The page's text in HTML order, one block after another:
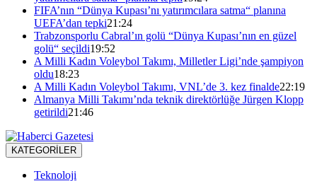
FIFA’nın “Dünya Kupası’nı yatırımcılara satma“ planına
UEFA’dan tepki21:24
Trabzonsporlu Cabral’ın golü “Dünya Kupası’nın en güzel
golü“ seçildi19:52
A Milli Kadın Voleybol Takımı, Milletler Ligi’nde şampiyon
oldu18:23
A Milli Kadın Voleybol Takımı, VNL’de 3. kez finalde22:19
Almanya Milli Takımı’nda teknik direktörlüğe Jürgen Klopp
getirildi21:46
KATEGORİLER
Teknoloji